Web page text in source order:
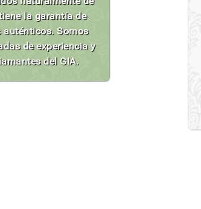
la garantía de
Somos
de experiencia y
del GIA.